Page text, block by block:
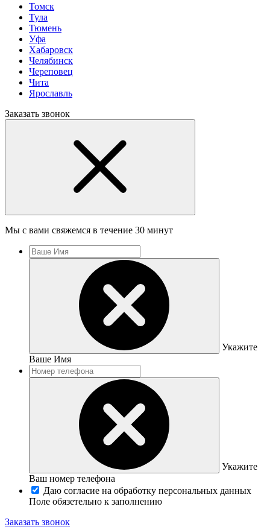
Томск
Тула
Тюмень
Уфа
Хабаровск
Челябинск
Череповец
Чита
Ярославль
Заказать звонок
Мы с вами свяжемся в течение 30 минут
Укажите
Ваше Имя
Укажите
Ваш номер телефона
Даю согласие на обработку персональных данных
Поле обязетельно к заполнению
Заказать звонок